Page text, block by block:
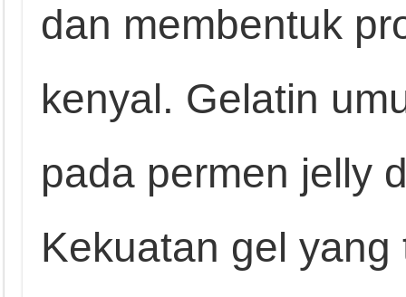
dan membentuk
kenyal. Gelatin
pada permen jelly
Kekuatan gel